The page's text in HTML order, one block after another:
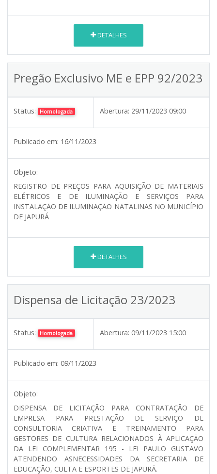
DETALHES
Pregão Exclusivo ME e EPP 92/2023
Status: Homologada Abertura: 29/11/2023 09:00
Publicado em: 16/11/2023
Objeto:
REGISTRO DE PREÇOS PARA AQUISIÇÃO DE MATERIAIS
ELÉTRICOS E DE ILUMINAÇÃO E SERVIÇOS PARA
INSTALAÇÃO DE ILUMINAÇÃO NATALINAS NO MUNICÍPIO
DE JAPURÁ
DETALHES
Dispensa de Licitação 23/2023
Status: Homologada Abertura: 09/11/2023 15:00
Publicado em: 09/11/2023
Objeto:
DISPENSA DE LICITAÇÃO PARA CONTRATAÇÃO DE
EMPRESA PARA PRESTAÇÃO DE SERVIÇO DE
CONSULTORIA CRIATIVA E TREINAMENTO PARA
GESTORES DE CULTURA RELACIONADOS À APLICAÇÃO
DA LEI COMPLEMENTAR 195 - LEI PAULO GUSTAVO
ATENDENDO ASNECESSIDADES DA SECRETARIA DE
EDUCAÇÃO, CULTA E ESPORTES DE JAPURÁ.